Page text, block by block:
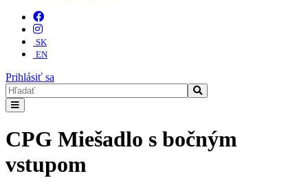
SK
EN
Prihlásiť sa
CPG Miešadlo s bočným
vstupom